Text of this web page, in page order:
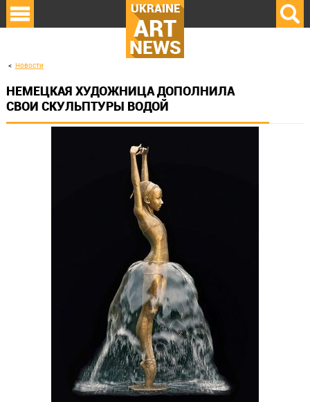
UKRAINE
ART
NEWS
Новости
НЕМЕЦКАЯ ХУДОЖНИЦА ДОПОЛНИЛА
СВОИ СКУЛЬПТУРЫ ВОДОЙ